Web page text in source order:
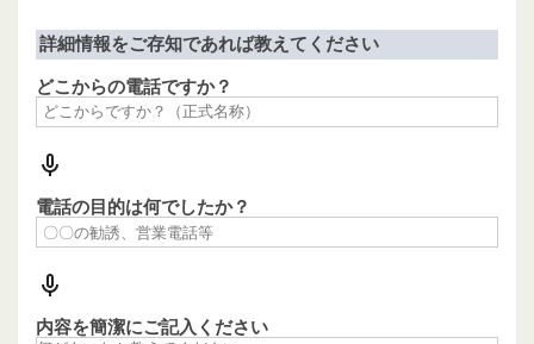
詳細情報をご存知であれば教えてください
どこからの電話ですか？
電話の目的は何でしたか？
内容を簡潔にご記入ください